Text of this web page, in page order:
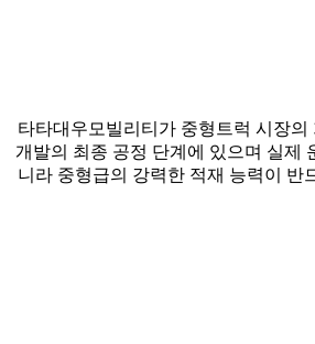
타타대우모빌리티가 중형트럭 시장의
개발의 최종 공정 단계에 있으며 실제
니라 중형급의 강력한 적재 능력이 반